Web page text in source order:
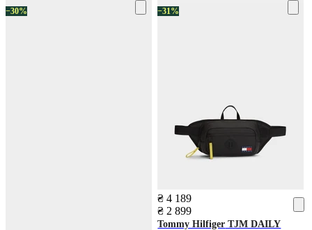
−30% −31%
₴ 4 189
₴ 2 899
Tommy Hilfiger TJM DAILY